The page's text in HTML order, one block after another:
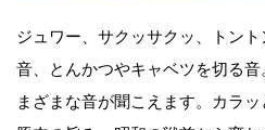
ジュワー、サクッサクッ、トン
音、とんかつやキャベツを切る
まざまな音が聞こえます。カラ